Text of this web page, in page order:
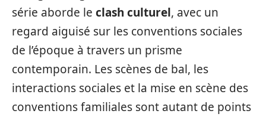
série aborde le clash culturel, avec un
regard aiguisé sur les conventions sociales
de l’époque à travers un prisme
contemporain. Les scènes de bal, les
interactions sociales et la mise en scène des
conventions familiales sont autant de points